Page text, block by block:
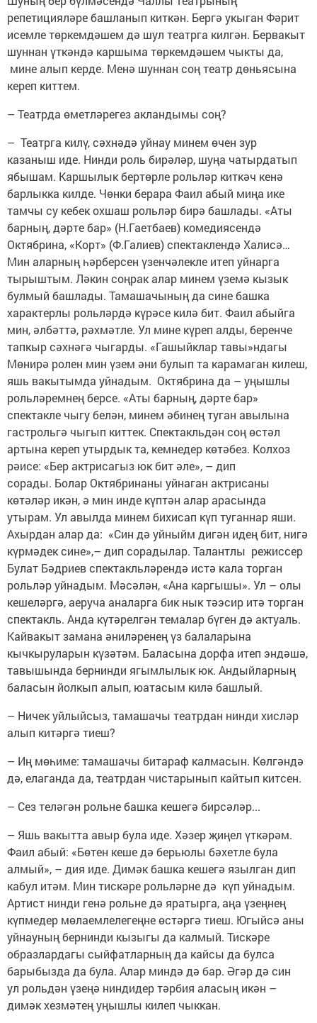
репетицияләре башланып киткән. Бергә укыган Фәрит
исемле төркемдәшем дә шул театрга килгән. Бервакыт
шуннан үткәндә каршыма төркемдәшем чыкты да,
мине алып керде. Менә шуннан соң театр дөньясына
кереп киттем.
– Театрда өметләрегез акландымы соң?
– Театрга килү, сәхнәдә уйнау минем өчен зур
казаныш иде. Нинди роль бирәләр, шуңа чатырдатып
ябышам. Каршылык бертөрле рольләр киткәч кенә
барлыкка килде. Чөнки берара Фаил абый миңа ике
тамчы су кебек охшаш рольләр бирә башлады. «Аты
барның, дәрте бар» (Н.Гаетбаев) комедиясендә
Октябрина, «Корт» (Ф.Галиев) спектаклендә Халисә…
Мин аларның һәрберсен үзенчәлекле итеп уйнарга
тырыштым. Ләкин соңрак алар минем үземә кызык
булмый башлады. Тамашачының да сине башка
характерлы рольләрдә күрәсе килә бит. Фаил абыйга
мин, әлбәттә, рәхмәтле. Ул мине күреп алды, беренче
тапкыр сәхнәгә чыгарды. «Гашыйклар тавы»ндагы
Мөнирә ролен мин үзем әни булып та карамаган килеш,
яшь вакытымда уйнадым. Октябрина да – уңышлы
рольләремнең берсе. «Аты барның, дәрте бар»
спектакле чыгу белән, минем әбинең туган авылына
гастрольгә чыгып киттек. Спектакльдән соң өстәл
артына кереп утырдык та, кемнедер көтәбез. Колхоз
рәисе: «Бер актрисагыз юк бит әле», – дип
сорады. Болар Октябринаны уйнаган актрисаны
көтәләр икән, ә мин инде күптән алар арасында
утырам. Ул авылда минем бихисап күп туганнар яши.
Ахырдан алар да: «Син дә уйныйм дигән идең бит, нигә
күрмәдек сине»,– дип сорадылар. Талантлы режиссер
Булат Бәдриев спектакльләрендә истә кала торган
рольләр уйнадым. Мәсәлән, «Ана каргышы». Ул – олы
кешеләргә, аеруча аналарга бик нык тәэсир итә торган
спектакль. Анда күтәрелгән темалар бүген дә актуаль.
Кайвакыт замана әниләренең үз балаларына
кычкыруларын күзәтәм. Баласына дорфа итеп эндәшә,
тавышында бернинди ягымлылык юк. Андыйларның
баласын йолкып алып, юатасым килә башлый.
– Ничек уйлыйсыз, тамашачы театрдан нинди хисләр
алып китәргә тиеш?
– Иң мөһиме: тамашачы битараф калмасын. Көлгәндә
дә, елаганда да, театрдан чистарынып кайтып китсен.
– Сез теләгән рольне башка кешегә бирсәләр...
– Яшь вакытта авыр була иде. Хәзер җиңел үткәрәм.
Фаил абый: «Бөтен кеше дә берьюлы бәхетле була
алмый», – дия иде. Димәк башка кешегә язылган дип
кабул итәм. Мин тискәре рольләрне дә күп уйнадым.
Артист нинди генә рольне дә яратырга, аңа үзеңнең
күпмедер мөлаемлелегеңне өстәргә тиеш. Югыйсә аны
уйнауның бернинди кызыгы да калмый. Тискәре
образлардагы сыйфатларның да кайсы да булса
барыбызда да була. Алар миндә дә бар. Әгәр дә син
ул рольдән үзеңә ниндидер тәрбия аласың икән –
димәк хезмәтең уңышлы килеп чыккан.